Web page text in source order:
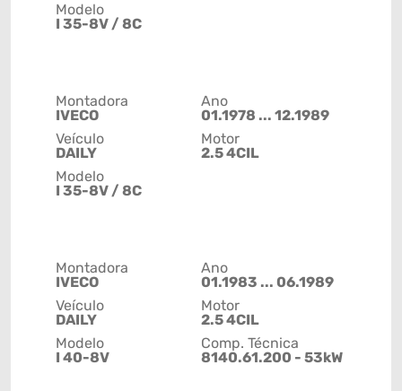
Modelo
I 35-8V / 8C
Montadora
IVECO
Veículo
DAILY
Modelo
I 35-8V / 8C
Ano
01.1978 ... 12.1989
Motor
2.5 4CIL
Montadora
IVECO
Veículo
DAILY
Modelo
I 40-8V
Ano
01.1983 ... 06.1989
Motor
2.5 4CIL
Comp. Técnica
8140.61.200 - 53kW